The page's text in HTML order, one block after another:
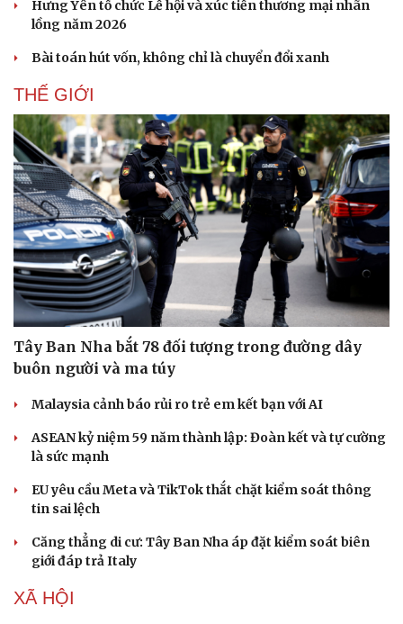
Doanh nghiệp
Thông tin doanh nghiệp
Doanh nghiệp 24h
Doanh nhân
Vì cộng đồng
Công nghệ
Sành điệu
Tin Công nghệ
Trải nghiệm
Thí điểm phường XHCN Lào Cai: Khi chính quyền xoay
sở thủ tục thay doanh nghiệp
Đà Nẵng: Phát hiện và xử lý vụ kinh doanh lô than hoạt
tính nhập lậu
Hưng Yên tổ chức Lễ hội và xúc tiến thương mại nhãn
lồng năm 2026
Bài toán hút vốn, không chỉ là chuyển đổi xanh
THẾ GIỚI
Tây Ban Nha bắt 78 đối tượng trong đường dây
Malaysia cảnh báo rủi ro trẻ em kết bạn với AI
ASEAN kỷ niệm 59 năm thành lập: Đoàn kết và tự cường
là sức mạnh
EU yêu cầu Meta và TikTok thắt chặt kiểm soát thông